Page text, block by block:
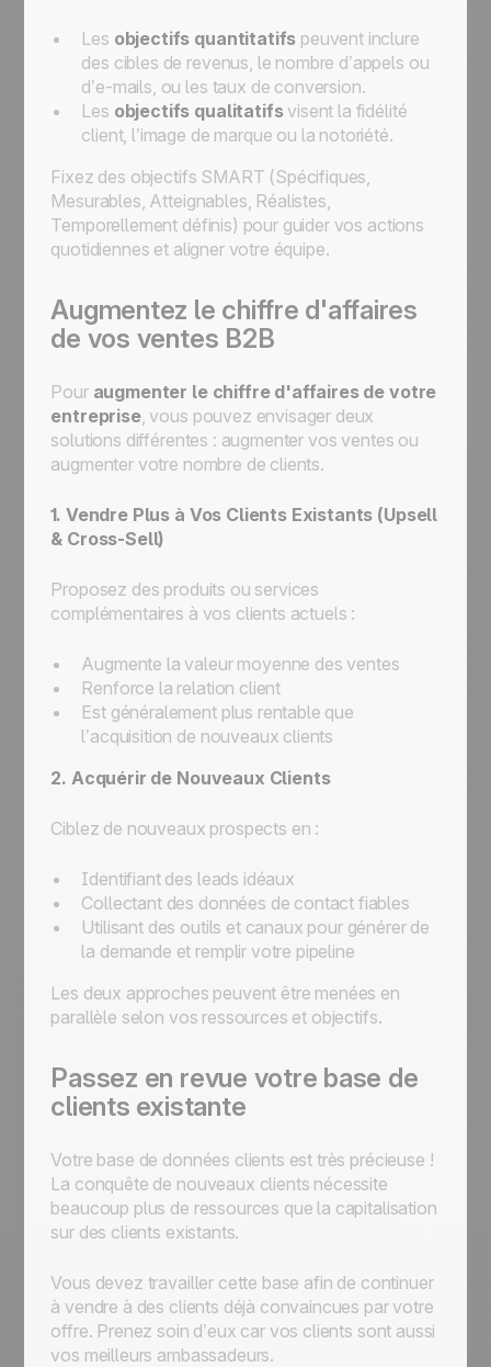
Les objectifs quantitatifs peuvent inclure
des cibles de revenus, le nombre d’appels ou
d’e-mails, ou les taux de conversion.
Les objectifs qualitatifsvisent la fidélité
client, l’image de marque ou la notoriété.
Fixez des objectifs SMART (Spécifiques,
Mesurables, Atteignables, Réalistes,
Temporellement définis) pour guider vos actions
quotidiennes et aligner votre équipe.
Augmentez le chiffre d'affaires
de vos ventes B2B
Pouraugmenter le chiffre d'affaires de votre
entreprise, vous pouvez envisager deux
solutions différentes : augmenter vos ventes ou
augmenter votre nombre de clients.
1. Vendre Plus à Vos Clients Existants (Upsell
& Cross-Sell)
Proposez des produits ou services
complémentaires à vos clients actuels :
Augmente la valeur moyenne des ventes
Renforce la relation client
Est généralement plus rentable que
l’acquisition de nouveaux clients
2. Acquérir de Nouveaux Clients
Ciblez de nouveaux prospects en :
Identifiant des leads idéaux
Collectant des données de contact fiables
Utilisant des outils et canaux pour générer de
la demande et remplir votre pipeline
Les deux approches peuvent être menées en
parallèle selon vos ressources et objectifs.
Passez en revue votre base de
clients existante
Votre base de données clients est très précieuse !
La conquête de nouveaux clients nécessite
beaucoup plus de ressources que la capitalisation
sur des clients existants.
Vous devez travailler cette base afin de continuer
à vendre à des clients déjà convaincues par votre
offre. Prenez soin d’eux car vos clients sont aussi
vos meilleurs ambassadeurs.